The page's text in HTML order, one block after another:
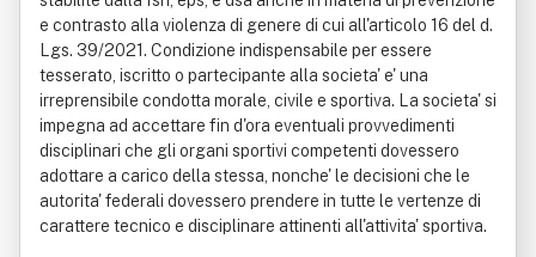
e contrasto alla violenza di genere di cui all'articolo 16 del d.
Lgs. 39/2021. Condizione indispensabile per essere
tesserato, iscritto o partecipante alla societa' e' una
irreprensibile condotta morale, civile e sportiva. La societa' si
impegna ad accettare fin d'ora eventuali provvedimenti
disciplinari che gli organi sportivi competenti dovessero
adottare a carico della stessa, nonche' le decisioni che le
autorita' federali dovessero prendere in tutte le vertenze di
carattere tecnico e disciplinare attinenti all'attivita' sportiva.